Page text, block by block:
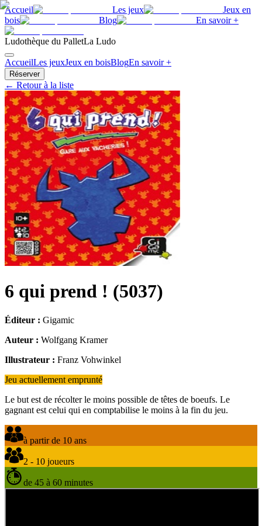
Accueil Les jeux
Jeux en
bois
Blog En savoir +
Ludothèque du PalletLa Ludo
AccueilLes jeuxJeux en boisBlogEn savoir +
Réserver
← Retour à la liste
6 qui prend ! (5037)
Éditeur : Gigamic
Auteur : Wolfgang Kramer
Illustrateur : Franz Vohwinkel
Jeu actuellement emprunté
Le but est de récolter le moins possible de têtes de boeufs. Le
gagnant est celui qui en comptabilise le moins à la fin du jeu.
à partir de 10 ans
2 - 10 joueurs
de 45 à 60 minutes